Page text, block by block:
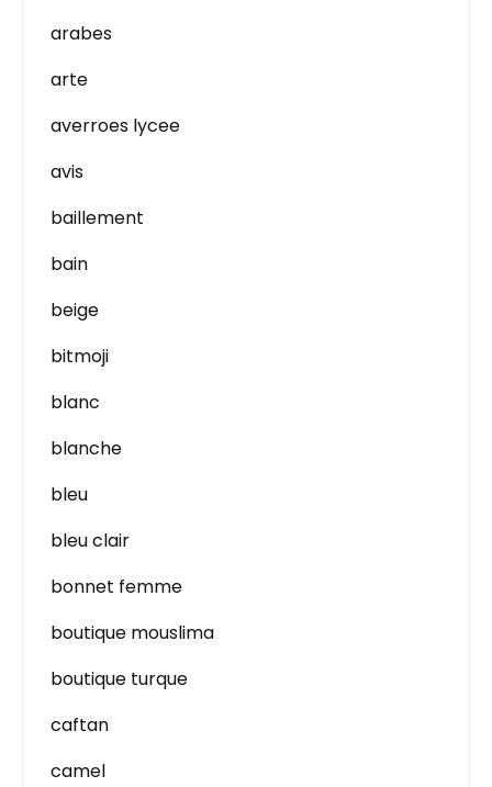
arabes
arte
averroes lycee
avis
baillement
bain
beige
bitmoji
blanc
blanche
bleu
bleu clair
bonnet femme
boutique mouslima
boutique turque
caftan
camel